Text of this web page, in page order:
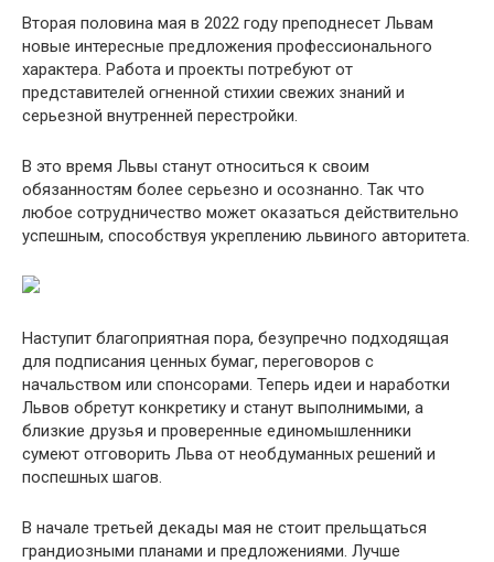
Вторая половина мая в 2022 году преподнесет Львам
новые интересные предложения профессионального
характера. Работа и проекты потребуют от
представителей огненной стихии свежих знаний и
серьезной внутренней перестройки.
В это время Львы станут относиться к своим
обязанностям более серьезно и осознанно. Так что
любое сотрудничество может оказаться действительно
успешным, способствуя укреплению львиного авторитета.
Наступит благоприятная пора, безупречно подходящая
для подписания ценных бумаг, переговоров с
начальством или спонсорами. Теперь идеи и наработки
Львов обретут конкретику и станут выполнимыми, а
близкие друзья и проверенные единомышленники
сумеют отговорить Льва от необдуманных решений и
поспешных шагов.
В начале третьей декады мая не стоит прельщаться
грандиозными планами и предложениями. Лучше